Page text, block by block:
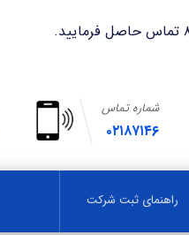
شماره تماس
۰۲۱۸۷۱۴۶
راهنمای ثبت شرکت